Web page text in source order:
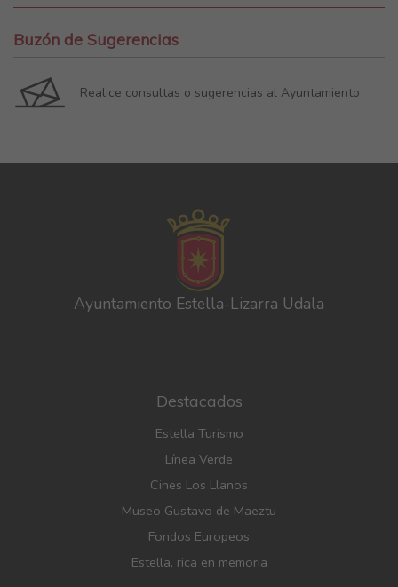
Buzón de Sugerencias
Realice consultas o sugerencias al Ayuntamiento
Ayuntamiento Estella-Lizarra Udala
Destacados
Estella Turismo
Línea Verde
Cines Los Llanos
Museo Gustavo de Maeztu
Fondos Europeos
Estella, rica en memoria